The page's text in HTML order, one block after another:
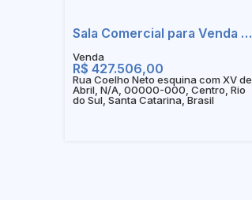
Sala Comercial para Venda em Rio do Sul - SC
R$ 427.506,00
Rua Coelho Neto esquina com XV de
Abril, N/A, 00000-000, Centro, Rio
do Sul, Santa Catarina, Brasil